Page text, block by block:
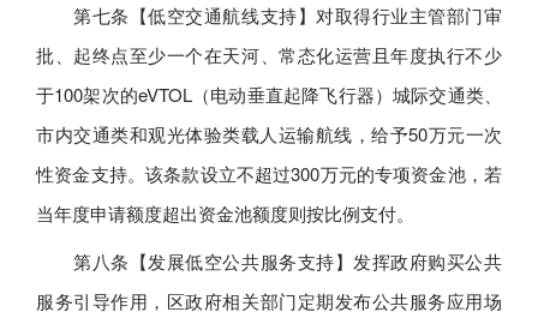
第七条【低空交通航线支持】对取得行业主管部门审
批、起终点至少一个在天河、常态化运营且年度执行不少
于100架次的eVTOL（电动垂直起降飞行器）城际交通类、
市内交通类和观光体验类载人运输航线，给予50万元一次
性资金支持。该条款设立不超过300万元的专项资金池，若
当年度申请额度超出资金池额度则按比例支付。
第八条【发展低空公共服务支持】发挥政府购买公共
服务引导作用，区政府相关部门定期发布公共服务应用场